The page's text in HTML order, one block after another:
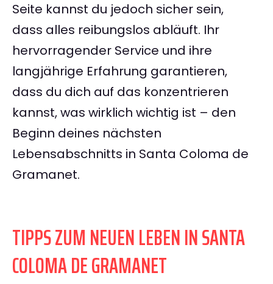
Seite kannst du jedoch sicher sein,
dass alles reibungslos abläuft. Ihr
hervorragender Service und ihre
langjährige Erfahrung garantieren,
dass du dich auf das konzentrieren
kannst, was wirklich wichtig ist – den
Beginn deines nächsten
Lebensabschnitts in Santa Coloma de
Gramanet.
TIPPS ZUM NEUEN LEBEN IN SANTA
COLOMA DE GRAMANET